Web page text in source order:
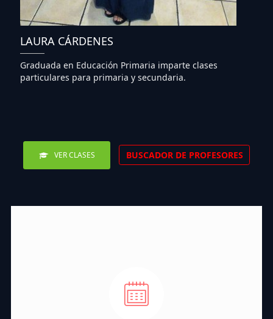
LAURA CÁRDENES
Graduada en Educación Primaria imparte clases
particulares para primaria y secundaria.
VER CLASES BUSCADOR DE PROFESORES